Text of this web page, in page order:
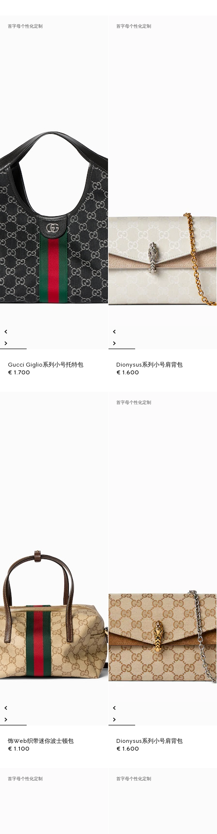
首字母个性化定制
Gucci Giglio系列小号托特包
€ 1.700
首字母个性化定制
Dionysus系列小号肩背包
€ 1.600
饰Web织带迷你波士顿包
€ 1.100
首字母个性化定制
Dionysus系列小号肩背包
€ 1.600
首字母个性化定制 首字母个性化定制